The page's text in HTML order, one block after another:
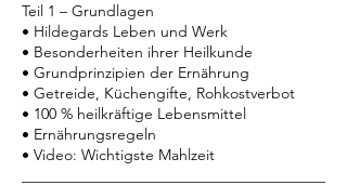
Teil 1 – Grundlagen
• Hildegards Leben und Werk
• Besonderheiten ihrer Heilkunde
• Grundprinzipien der Ernährung
• Getreide, Küchengifte, Rohkostverbot
• 100 % heilkräftige Lebensmittel
• Ernährungsregeln
• Video: Wichtigste Mahlzeit